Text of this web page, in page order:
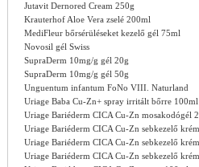
Jutavit Dernored Cream 250g
Krauterhof Aloe Vera zselé 200ml
MediFleur bőrsérüléseket kezelő gél 75ml
Novosil gél Swiss
SupraDerm 10mg/g gél 20g
SupraDerm 10mg/g gél 50g
Unguentum infantum FoNo VIII. Naturland
Uriage Baba Cu-Zn+ spray irritált bőrre 100ml
Uriage Bariéderm CICA Cu-Zn mosakodógél
Uriage Bariéderm CICA Cu-Zn sebkezelő
Uriage Bariéderm CICA Cu-Zn sebkezelő
Uriage Bariéderm CICA Cu-Zn sebkezelő